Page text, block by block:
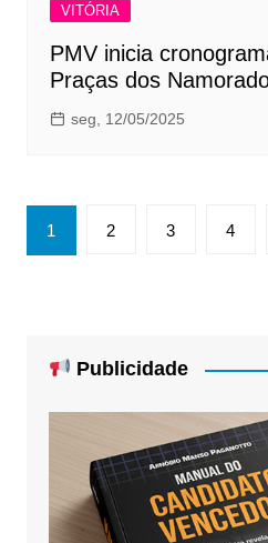
VITÓRIA
PMV inicia
Praças dos
seg, 12/05/2025
Paginação
de
1 2 3 4
Publicidade